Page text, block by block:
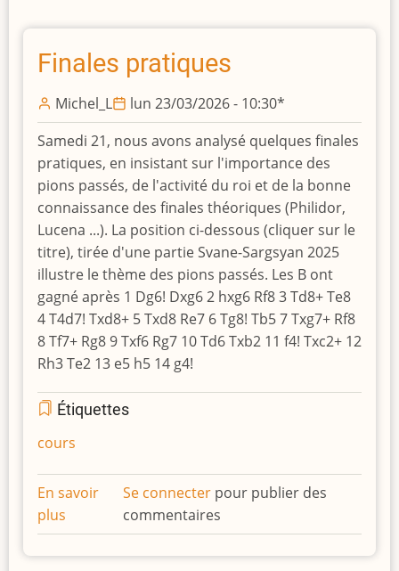
bilan
de
la
saison
Finales pratiques
Michel_L lun 23/03/2026 - 10:30*
Samedi 21, nous avons analysé quelques finales
pratiques, en insistant sur l'importance des
pions passés, de l'activité du roi et de la bonne
connaissance des finales théoriques (Philidor,
Lucena ...). La position ci-dessous (cliquer sur le
titre), tirée d'une partie Svane-Sargsyan 2025
illustre le thème des pions passés. Les B ont
gagné après 1 Dg6! Dxg6 2 hxg6 Rf8 3 Td8+ Te8
4 T4d7! Txd8+ 5 Txd8 Re7 6 Tg8! Tb5 7 Txg7+ Rf8
8 Tf7+ Rg8 9 Txf6 Rg7 10 Td6 Txb2 11 f4! Txc2+ 12
Rh3 Te2 13 e5 h5 14 g4!
Étiquettes
cours
En savoir
plus
Finales
pratiques
Se connecterpour publier des
commentaires